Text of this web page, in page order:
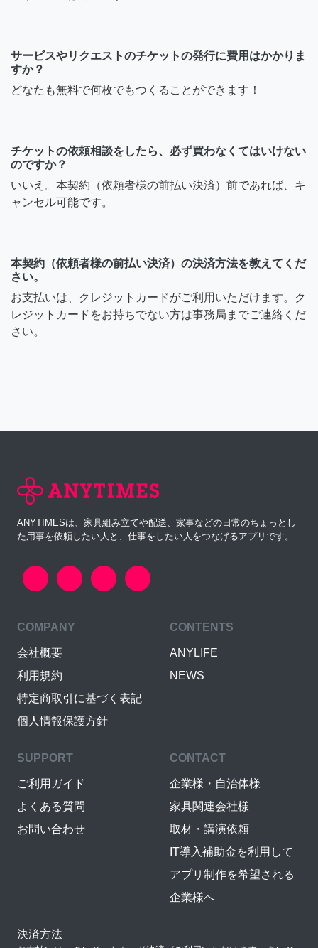
サービスやリクエストのチケットの発行に費用はかかりま
すか？
どなたも無料で何枚でもつくることができます！
チケットの依頼相談をしたら、必ず買わなくてはいけない
のですか？
いいえ。本契約（依頼者様の前払い決済）前であれば、キ
ャンセル可能です。
本契約（依頼者様の前払い決済）の決済方法を教えてくだ
さい。
お支払いは、クレジットカードがご利用いただけます。ク
レジットカードをお持ちでない方は事務局までご連絡くだ
さい。
ANYTIMESは、家具組み立てや配送、家事などの日常のちょっとし
た用事を依頼したい人と、仕事をしたい人をつなげるアプリです。
COMPANY
会社概要
利用規約
特定商取引に基づく表記
個人情報保護方針
CONTENTS
ANYLIFE
NEWS
SUPPORT
ご利用ガイド
よくある質問
お問い合わせ
CONTACT
企業様・自治体様
家具関連会社様
取材・講演依頼
IT導入補助金を利用して
アプリ制作を希望される
企業様へ
決済方法